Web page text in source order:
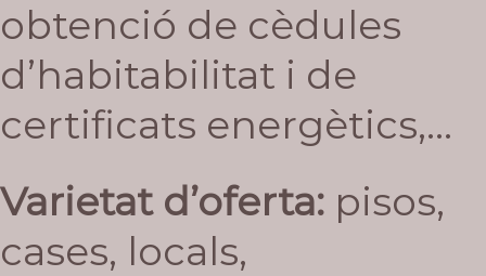
obtenció de cèdules
d’habitabilitat i de
certificats energètics,…
Varietat d’oferta: pisos,
cases, locals,